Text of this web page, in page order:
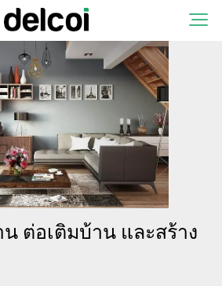
ต่อเติมบ้าน และสร้าง